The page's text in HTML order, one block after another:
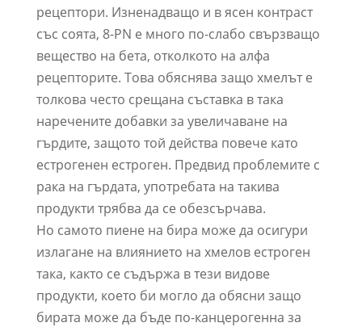
рецептори. Изненадващо и в ясен контраст
със соята, 8-PN е много по-слабо свързващо
вещество на бета, отколкото на алфа
рецепторите. Това обяснява защо хмелът е
толкова често срещана съставка в така
наречените добавки за увеличаване на
гърдите, защото той действа повече като
естрогенен естроген. Предвид проблемите с
рака на гърдата, употребата на такива
продукти трябва да се обезсърчава.
Но самото пиене на бира може да осигури
излагане на влиянието на хмелов естроген
така, както се съдържа в тези видове
продукти, което би могло да обясни защо
бирата може да бъде по-канцерогенна за